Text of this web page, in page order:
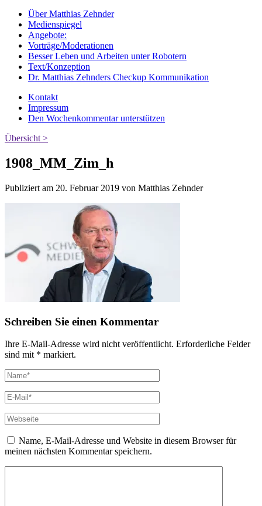
Über Matthias Zehnder
Medienspiegel
Angebote:
Vorträge/Moderationen
Besser Leben und Arbeiten unter Robotern
Text/Konzeption
Dr. Matthias Zehnders Checkup Kommunikation
Kontakt
Impressum
Den Wochenkommentar unterstützen
Übersicht >
1908_MM_Zim_h
Publiziert am 20. Februar 2019 von Matthias Zehnder
Schreiben Sie einen Kommentar
Ihre E-Mail-Adresse wird nicht veröffentlicht. Erforderliche Felder
sind mit * markiert.
Name, E-Mail-Adresse und Website in diesem Browser für
meinen nächsten Kommentar speichern.